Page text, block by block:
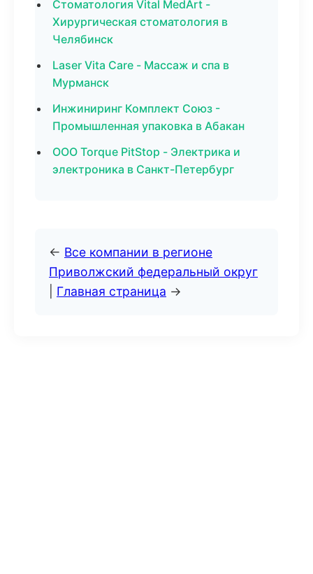
Стоматология Vital MedArt -
Хирургическая стоматология в
Челябинск
Laser Vita Care - Массаж и спа в
Мурманск
Инжиниринг Комплект Союз -
Промышленная упаковка в Абакан
ООО Torque PitStop - Электрика и
электроника в Санкт-Петербург
← Все компании в регионе
Приволжский федеральный округ
Главная страница →